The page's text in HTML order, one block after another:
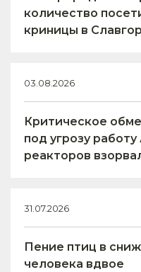
количество
криницы в
03.08.2026
Критическое
под угрозу
реакторов
31.07.2026
Пение птиц в
человека вдвое